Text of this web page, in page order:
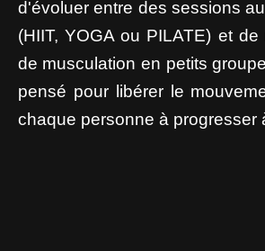
d'évoluer entre des sessions
(HIIT, YOGA ou PILATE) et
de musculation en petits
pensé pour libérer le
chaque personne à progresser